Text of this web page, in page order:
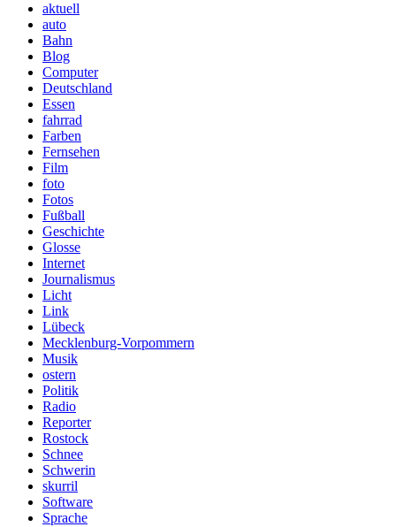
aktuell
auto
Bahn
Blog
Computer
Deutschland
Essen
fahrrad
Farben
Fernsehen
Film
foto
Fotos
Fußball
Geschichte
Glosse
Internet
Journalismus
Licht
Link
Lübeck
Mecklenburg-Vorpommern
Musik
ostern
Politik
Radio
Reporter
Rostock
Schnee
Schwerin
skurril
Software
Sprache